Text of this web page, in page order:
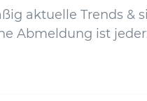
aktuelle Trends &
Abmeldung ist